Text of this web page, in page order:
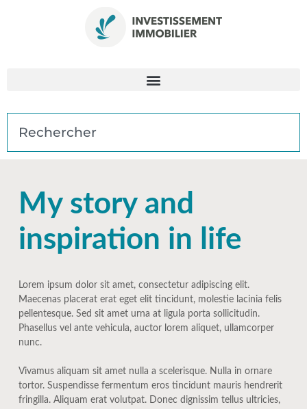
My story and
inspiration in life
Lorem ipsum dolor sit amet, consectetur adipiscing elit.
Maecenas placerat erat eget elit tincidunt, molestie lacinia felis
pellentesque. Sed sit amet urna at ligula porta sollicitudin.
Phasellus vel ante vehicula, auctor lorem aliquet, ullamcorper
nunc.
Vivamus aliquam sit amet nulla a scelerisque. Nulla in ornare
tortor. Suspendisse fermentum eros tincidunt mauris hendrerit
fringilla. Aliquam erat volutpat. Donec dignissim tellus ultricies,